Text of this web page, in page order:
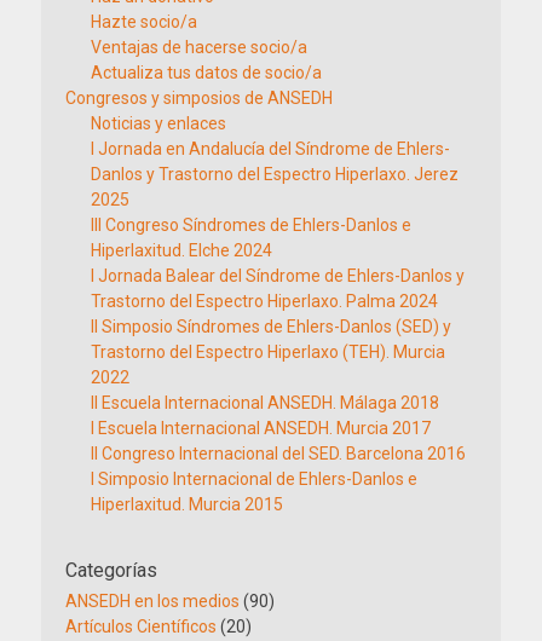
Hazte socio/a
Ventajas de hacerse socio/a
Actualiza tus datos de socio/a
Congresos y simposios de ANSEDH
Noticias y enlaces
I Jornada en Andalucía del Síndrome de Ehlers-
Danlos y Trastorno del Espectro Hiperlaxo. Jerez
2025
III Congreso Síndromes de Ehlers-Danlos e
Hiperlaxitud. Elche 2024
I Jornada Balear del Síndrome de Ehlers-Danlos y
Trastorno del Espectro Hiperlaxo. Palma 2024
II Simposio Síndromes de Ehlers-Danlos (SED) y
Trastorno del Espectro Hiperlaxo (TEH). Murcia
2022
II Escuela Internacional ANSEDH. Málaga 2018
I Escuela Internacional ANSEDH. Murcia 2017
II Congreso Internacional del SED. Barcelona 2016
I Simposio Internacional de Ehlers-Danlos e
Hiperlaxitud. Murcia 2015
Categorías
ANSEDH en los medios (90)
Artículos Científicos (20)